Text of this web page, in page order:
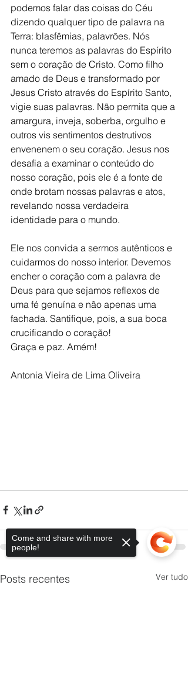
podemos falar das coisas do Céu
dizendo qualquer tipo de palavra na
Terra: blasfêmias, palavrões. Nós
nunca teremos as palavras do Espírito
sem o coração de Cristo. Como filho
amado de Deus e transformado por
Jesus Cristo através do Espírito Santo,
vigie suas palavras. Não permita que a
amargura, inveja, soberba, orgulho e
outros vis sentimentos destrutivos
envenenem o seu coração. Jesus nos
desafia a examinar o conteúdo do
nosso coração, pois ele é a fonte de
onde brotam nossas palavras e atos,
revelando nossa verdadeira
identidade para o mundo.
Ele nos convida a sermos autênticos e
cuidarmos do nosso interior. Devemos
encher o coração com a palavra de
Deus para que sejamos reflexos de
uma fé genuína e não apenas uma
fachada. Santifique, pois, a sua boca
crucificando o coração!
Graça e paz. Amém!
Antonia Vieira de Lima Oliveira
Posts recentes Ver tudo
Come and share with more
people!